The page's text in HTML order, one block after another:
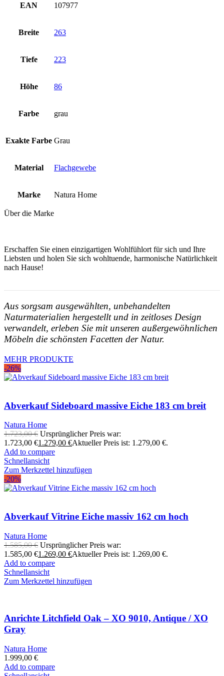
EAN 107977
Breite 263
Tiefe 223
Höhe 86
Farbe grau
Exakte Farbe Grau
Material Flachgewebe
Marke Natura Home
Über die Marke
Erschaffen Sie einen einzigartigen Wohlfühlort für sich und Ihre
Liebsten und holen Sie sich wohltuende, harmonische Natürlichkeit
nach Hause!
Aus sorgsam ausgewählten, unbehandelten
Naturmaterialien hergestellt und in zeitloses Design
verwandelt, erleben Sie mit unseren außergewöhnlichen
Möbeln die schönsten Facetten der Natur.
MEHR PRODUKTE
-26%
Abverkauf Sideboard massive Eiche 183 cm breit
Natura Home
1.723,00€ Ursprünglicher Preis war:
1.723,00 €1.279,00 €Aktueller Preis ist: 1.279,00 €.
Add to compare
Schnellansicht
Zum Merkzettel hinzufügen
-20%
Abverkauf Vitrine Eiche massiv 162 cm hoch
Natura Home
1.585,00€ Ursprünglicher Preis war:
1.585,00 €1.269,00 €Aktueller Preis ist: 1.269,00 €.
Add to compare
Schnellansicht
Zum Merkzettel hinzufügen
Anrichte Litchfield Oak – XO 9010, Antique / XO
Gray
Natura Home
1.999,00 €
Add to compare